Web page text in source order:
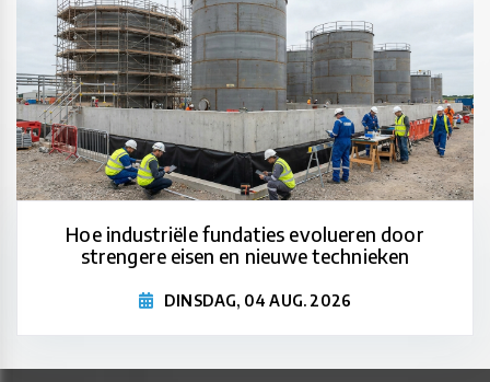
Hoe industriële fundaties evolueren door
strengere eisen en nieuwe technieken
DINSDAG, 04 AUG. 2026